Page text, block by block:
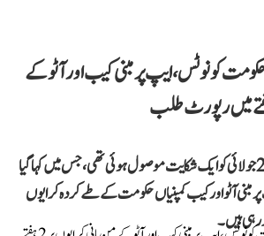
حکومت کو نوٹس، ایپ پر مبنی کیب اور آٹو کے
قومی انسانی حقوق کمیشن کو 29 جولائی کو ایک شکایت موصول ہوئی تھی، جس میں کہا گیا
مبنی آٹو اور کیب کمپنیاں حکومت کے طے کردہ کرایوں
ہیں۔